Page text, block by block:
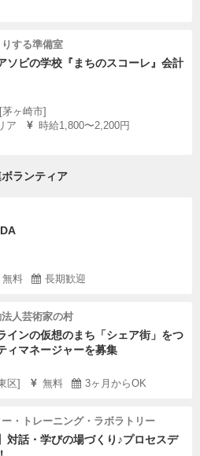
する準備室
ソビの学校『まちのスコーレ』会計
ヶ崎市]
ア
時給1,800〜2,200円
ボランティア
無料 長期歓迎
人芸術家の村
インの仮想のまち「シェア街」をつ
ィマネージャーを募集
区] 無料 3ヶ月からOK
・トレーニング・ラボラトリー
対話・学びの場づくり♪プロセスデ